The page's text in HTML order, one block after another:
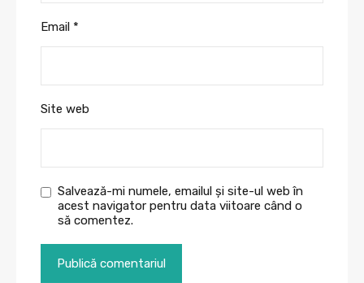
Email *
Site web
Salvează-mi numele, emailul și site-ul web în
acest navigator pentru data viitoare când o
să comentez.